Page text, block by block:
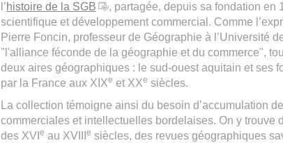
l’histoire de la SGB
, partagée, depuis sa fondation en
scientifique et développement commercial. Comme
Pierre Foncin, professeur de Géographie à l’Université
"l'alliance féconde de la géographie et du commerce",
deux aires géographiques : le sud-ouest aquitain et ses
par la France aux XIXe et XXe siècles.
La collection témoigne ainsi du besoin d’accumulation
commerciales et intellectuelles bordelaises. On y trouve
des XVI e au XVIII e siècles, des revues géographiques